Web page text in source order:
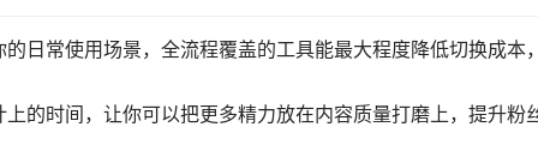
日常使用场景，全流程覆盖的工具能最大程度降低切换成本
的时间，让你可以把更多精力放在内容质量打磨上，提升粉